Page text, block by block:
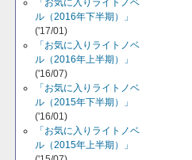
「お気に入りライトノベ
ル（2016年下半期）」
('17/01)
「お気に入りライトノベ
ル（2016年上半期）」
('16/07)
「お気に入りライトノベ
ル（2015年下半期）」
('16/01)
「お気に入りライトノベ
ル（2015年上半期）」